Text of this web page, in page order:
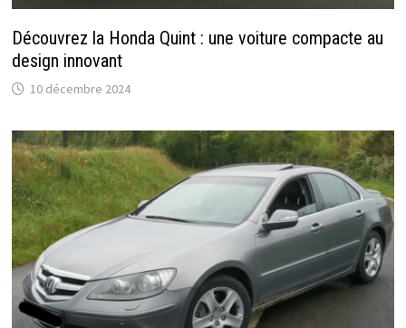
Découvrez la Honda Quint : une voiture compacte au
design innovant
10 décembre 2024